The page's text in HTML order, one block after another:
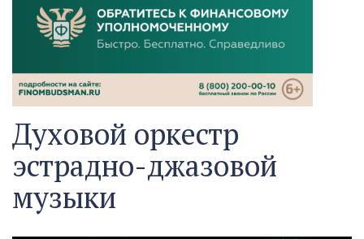
Духовой оркестр
эстрадно-джазовой
музыки